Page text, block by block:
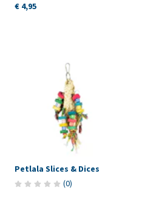
€ 4,95
Petlala Slices & Dices
(0)